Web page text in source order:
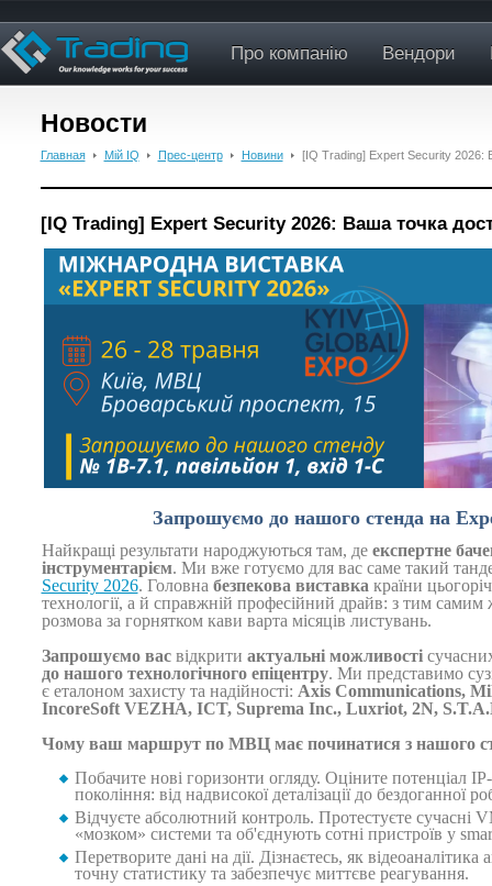
Про компанію Вендори
Новости
Главная Мій IQ Прес-центр Новини [IQ Trading] Expert Security 2026:
[IQ Trading] Expert Security 2026: Ваша точка
Запрошуємо до нашого стенда на
Найкращі результати народжуються там, де експертне
інструментарієм. Ми вже готуємо для вас саме такий
Security 2026. Головна безпекова виставка країни
технології, а й справжній професійний драйв: з тим
розмова за горнятком кави варта місяців листувань.
Запрошуємо васвідкрити актуальні можливості
до нашого технологічного епіцентру. Ми представимо
є еталоном захисту та надійності: Axis Communications,
IncoreSoft VEZHA, ICT, Suprema Inc., Luxriot, 2N,
Чому ваш маршрут по МВЦ має починатися з нашого
Побачите нові горизонти огляду. Оціните потенціал
покоління: від надвисокої деталізації до бездоганної
Відчуєте абсолютний контроль. Протестуєте сучасні
«мозком» системи та об'єднують сотні пристроїв у
Перетворите дані на дії. Дізнаєтесь, як
точну статистику та забезпечує миттєве реагування.